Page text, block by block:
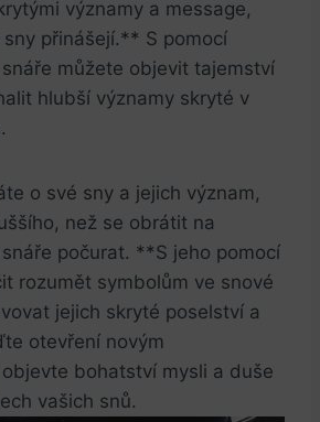
významy a message,
přinášejí.** S pomocí
můžete objevit tajemství
hlubší významy skryté v
o své sny a jejich význam,
než se obrátit na
počurat. **S jeho pomocí
rozumět symbolům ve snové
jejich skryté poselství a
otevření novým
bohatství mysli a duše
vašich snů.